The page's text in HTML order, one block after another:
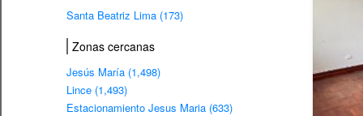
Santa Beatriz Lima (173)
Zonas cercanas
Jesús María (1,498)
Lince (1,493)
Estacionamiento Jesus Maria (633)